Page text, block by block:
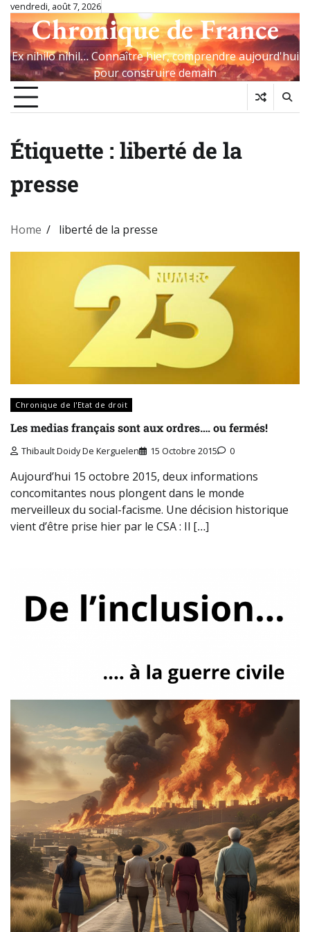
Skip
content
vendredi, août 7, 2026
Chronique de France
Ex nihilo nihil… Connaître hier, comprendre aujourd'hui
pour construire demain
Étiquette : liberté de la
presse
Home liberté de la presse
Chronique de l'Etat de droit
Les medias français sont aux ordres…. ou fermés!
Thibault Doidy De Kerguelen 15 Octobre 2015 0
Aujourd’hui 15 octobre 2015, deux informations
concomitantes nous plongent dans le monde
merveilleux du social-facisme. Une décision historique
vient d’être prise hier par le CSA : Il […]